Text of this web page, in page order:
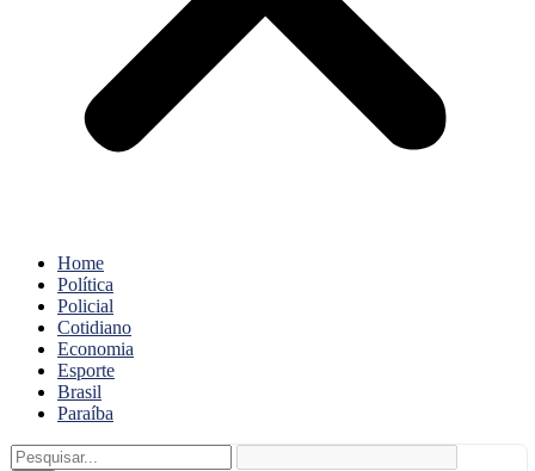
Home
Política
Policial
Cotidiano
Economia
Esporte
Brasil
Paraíba